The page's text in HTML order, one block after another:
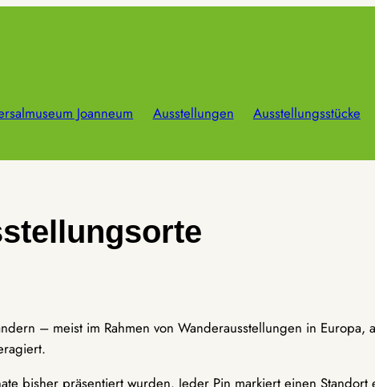
Joanneum Ausstellungen Ausstellungsstücke
– meist im Rahmen von Wanderausstellungen in Europa,
bisher präsentiert wurden. Jeder Pin markiert einen